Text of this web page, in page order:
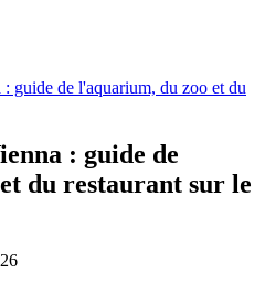
guide de l'aquarium, du zoo et du
: guide de
du restaurant sur le